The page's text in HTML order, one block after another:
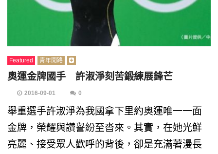
Featured 青年開路
奧運金牌國手 許淑淨刻苦鍛練展鋒芒
2016-09-01 0
舉重選手許淑淨為我國拿下里約奧運唯一一面
金牌，榮耀與讚譽紛至沓來。其實，在她光鮮
亮麗、接受眾人歡呼的背後，卻是充滿著漫長